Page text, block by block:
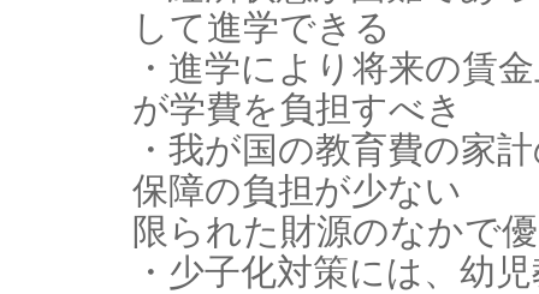
して進学できる
・進学により将来の賃
が学費を負担すべき
・我が国の教育費の家
保障の負担が少ない
限られた財源のなかで
・少子化対策には、幼